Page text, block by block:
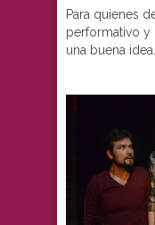
Para quienes
performativo y
una buena idea.